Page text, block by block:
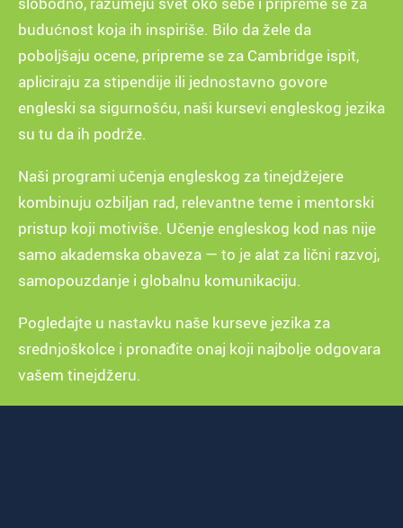
budućnost koja ih inspiriše. Bilo da žele da
poboljšaju ocene, pripreme se za Cambridge ispit,
apliciraju za stipendije ili jednostavno govore
engleski sa sigurnošću, naši kursevi engleskog jezika
su tu da ih podrže.
Naši programi učenja engleskog za tinejdžejere
kombinuju ozbiljan rad, relevantne teme i mentorski
pristup koji motiviše. Učenje engleskog kod nas nije
samo akademska obaveza — to je alat za lični razvoj,
samopouzdanje i globalnu komunikaciju.
Pogledajte u nastavku naše kurseve jezika za
srednjoškolce i pronađite onaj koji najbolje odgovara
vašem tinejdžeru.